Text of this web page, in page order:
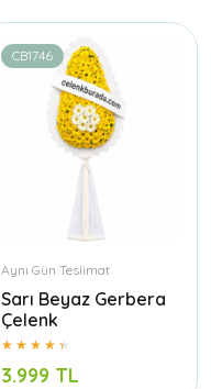
CB1746
Aynı Gün Teslimat
Sarı Beyaz Gerbera
Çelenk
3.999 TL